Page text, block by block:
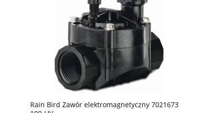
Rain Bird Zawór elektromagnetyczny 7021673